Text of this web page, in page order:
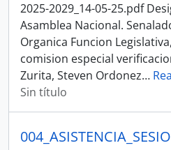
2025-2029_14-05-25.pdf
Asamblea Nacional.
Organica Funcion
comision especial
Zurita, Steven Ordonez…
Sin título